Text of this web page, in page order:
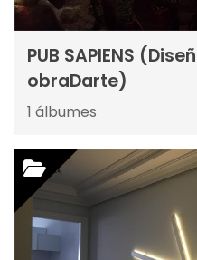
PUB SAPIENS
obraDarte)
1 álbumes